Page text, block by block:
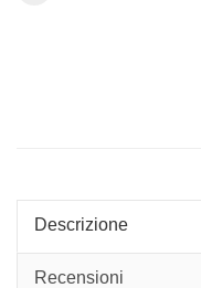
Descrizione
Recensioni